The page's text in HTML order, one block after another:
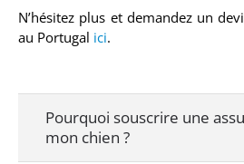
N’hésitez plus et demandez un
au Portugal ici.
Pourquoi souscrire une
mon chien ?